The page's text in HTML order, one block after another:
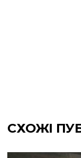
СХОЖІ